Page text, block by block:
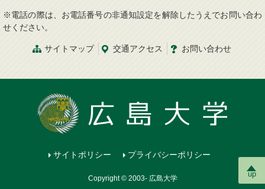
up
※電話の際は、お電話番号の非通知設定を解除したうえでお問い合わ
せください。
サイトマップ 交通アクセス お問い合わせ
サイトポリシー プライバシーポリシー
Copyright © 2003- 広島大学